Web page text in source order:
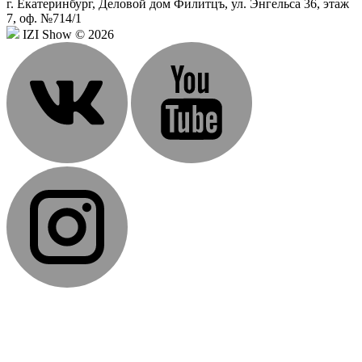
г. Екатеринбург, Деловой дом Филитцъ, ул. Энгельса 36, этаж
7, оф. №714/1
IZI Show © 2026